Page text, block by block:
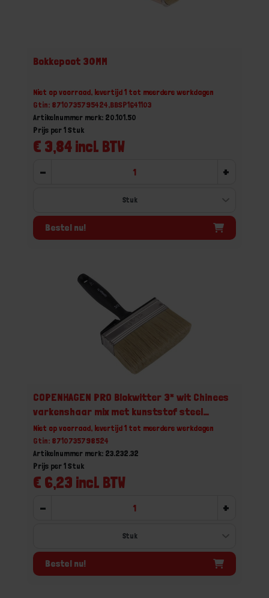
Bokkepoot 30MM
Niet op voorraad, levertijd 1 tot meerdere werkdagen
Gtin: 8710735795424,BBSP1641103
Artikelnummer merk: 20.101.50
€ 3,84 incl. BTW
Prijs per 1 Stuk
- +
Bestel nu!
COPENHAGEN PRO Blokwitter 3* wit Chinees
varkenshaar mix met kunststof steel
3x12CM
Niet op voorraad, levertijd 1 tot meerdere werkdagen
Gtin: 8710735798524
Artikelnummer merk: 23.232.32
€ 6,23 incl. BTW
Prijs per 1 Stuk
- +
Bestel nu!